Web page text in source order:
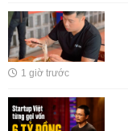
1 giờ trước